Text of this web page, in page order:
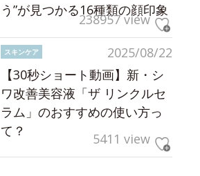
う”が見つかる16種類の顔印象
238957 view
2025/08/22
スキンケア
【30秒ショート動画】新・シ
ワ改善美容液「ザ リンクルセ
ラム」のおすすめの使い方っ
て？
5411 view